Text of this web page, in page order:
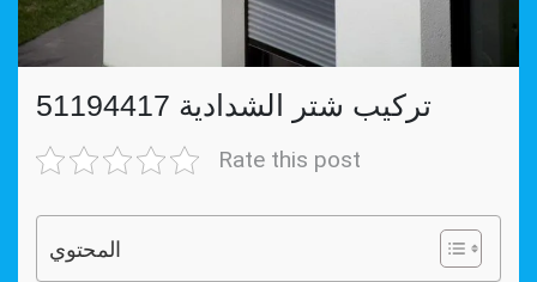
تركيب شتر الشدادية 51194417
Rate this post
المحتوي